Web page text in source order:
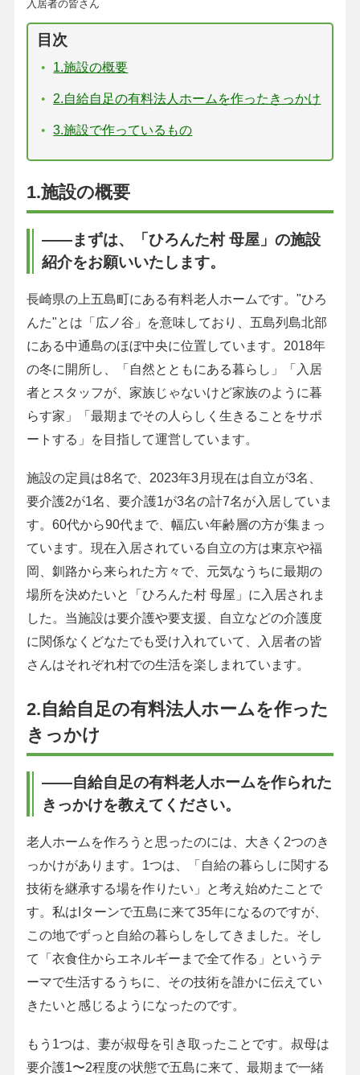
入居者の皆さん
目次
1.施設の概要
2.自給自足の有料法人ホームを作ったきっかけ
3.施設で作っているもの
1.施設の概要
――まずは、「ひろんた村 母屋」の施設
紹介をお願いいたします。
長崎県の上五島町にある有料老人ホームです。"ひろ
んた"とは「広ノ谷」を意味しており、五島列島北部
にある中通島のほぼ中央に位置しています。2018年
の冬に開所し、「自然とともにある暮らし」「入居
者とスタッフが、家族じゃないけど家族のように暮
らす家」「最期までその人らしく生きることをサポ
ートする」を目指して運営しています。
施設の定員は8名で、2023年3月現在は自立が3名、
要介護2が1名、要介護1が3名の計7名が入居していま
す。60代から90代まで、幅広い年齢層の方が集まっ
ています。現在入居されている自立の方は東京や福
岡、釧路から来られた方々で、元気なうちに最期の
場所を決めたいと「ひろんた村 母屋」に入居されま
した。当施設は要介護や要支援、自立などの介護度
に関係なくどなたでも受け入れていて、入居者の皆
さんはそれぞれ村での生活を楽しまれています。
2.自給自足の有料法人ホームを作った
きっかけ
――自給自足の有料老人ホームを作られた
きっかけを教えてください。
老人ホームを作ろうと思ったのには、大きく2つのき
っかけがあります。1つは、「自給の暮らしに関する
技術を継承する場を作りたい」と考え始めたことで
す。私はIターンで五島に来て35年になるのですが、
この地でずっと自給の暮らしをしてきました。そし
て「衣食住からエネルギーまで全て作る」というテ
ーマで生活するうちに、その技術を誰かに伝えてい
きたいと感じるようになったのです。
もう1つは、妻が叔母を引き取ったことです。叔母は
要介護1〜2程度の状態で五島に来て、最期まで一緒